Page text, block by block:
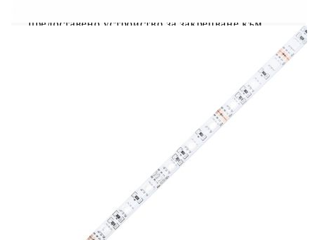
предоставено устройство за закрепване към
елементи. Преди да пробиете дупки, проверете
дали в стената няма електрически проводници
или водопроводна инсталация (ако не сте
сигурни, потърсете професионален съвет от
квалифициран търговец). Местният магазин за
железария ще разполага с необходимите свредла
и крепежни елементи и може да предостави
съвет, ако е необходимо. Ако имате съмнения,
използвайте услугите на квалифициран
професионалист за инсталиране и закрепване на
продукта. Моля, обърнете внимание, че трябва
да използвате само сертифициран вход DC 5V.
По-високото напрежение може да доведе до
прегряване и повреда на устройството и